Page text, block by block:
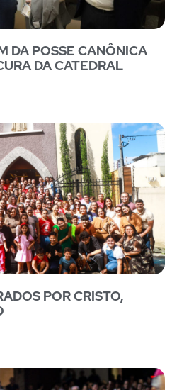
DA POSSE CANÔNICA
DA CATEDRAL
POR CRISTO,